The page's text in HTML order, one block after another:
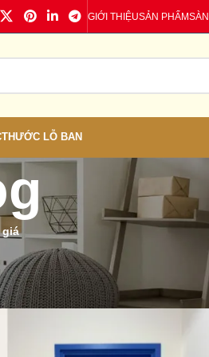
GIỚI THIỆUSẢN PHẨM
THƯỚC LỖ BAN
giá
Nhựa Giả Gỗ